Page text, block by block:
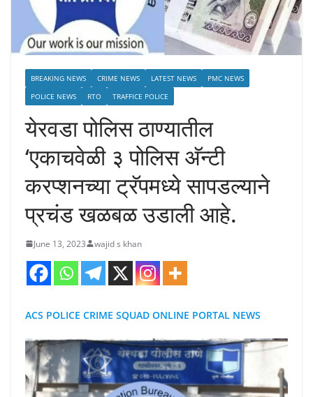
BREAKING NEWS CRIME NEWS LATEST NEWS
PMC NEWS
POLICE NEWS
RTO TRAFFICE POLICE
येरवडा पोलिस ठाण्यातील
‘एकाचवेळी ३ पोलिस अ‍ॅन्टी
करप्शनच्या ट्रॅपमध्ये सापडल्याने
प्रचंड खळबळ उडाली आहे.
June 13, 2023 wajid s khan
ACS POLICE CRIME SQUAD ONLINE PORTAL NEWS